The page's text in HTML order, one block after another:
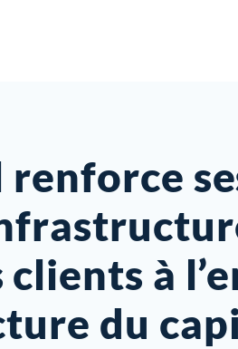
clients à
du